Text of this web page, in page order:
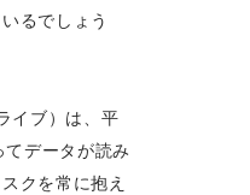
るでしょう
イブ）は、平
てデータが読み
クを常に抱え